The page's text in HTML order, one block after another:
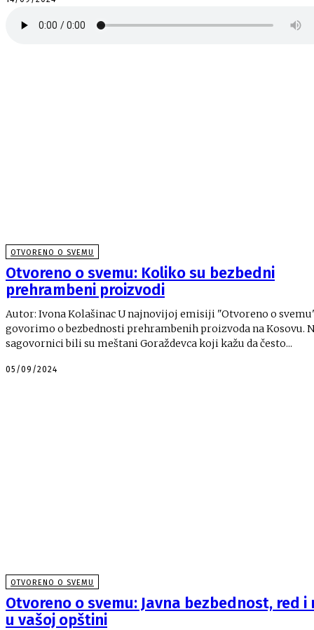
OTVORENO O SVEMU
Otvoreno o svemu: Koliko su bezbedni
prehrambeni proizvodi
Autor: Ivona Kolašinac U najnovijoj emisiji "Otvoreno o svemu"
govorimo o bezbednosti prehrambenih proizvoda na Kosovu. Naši
sagovornici bili su meštani Goraždevca koji kažu da često...
05/09/2024
OTVORENO O SVEMU
Otvoreno o svemu: Javna bezbednost, red i
u vašoj opštini